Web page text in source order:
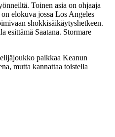
Toinen asia on ohjaaja
elokuva jossa Los Angeles
shokkisäikäytyshetkeen.
esittämä Saatana. Stormare
paikkaa Keanun
mutta kannattaa toistella